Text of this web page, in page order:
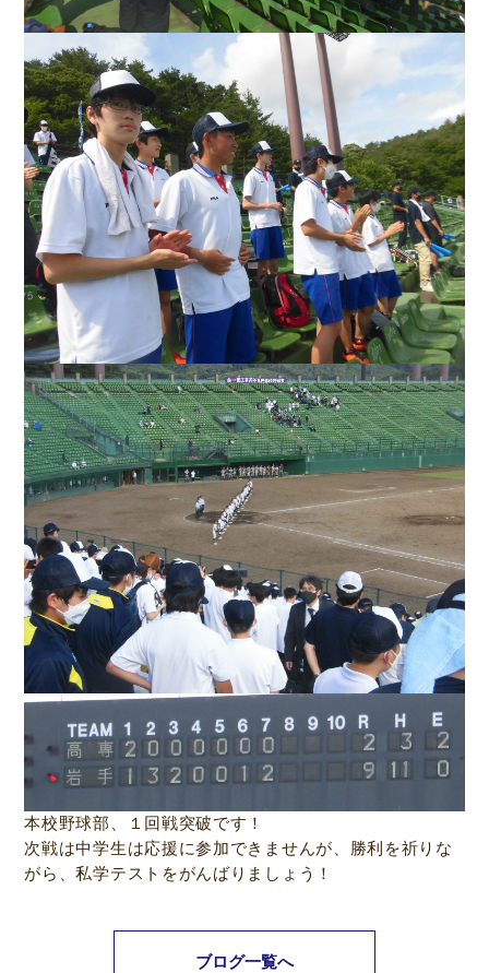
本校野球部、１回戦突破です！
次戦は中学生は応援に参加できませんが、勝利を祈りな
がら、私学テストをがんばりましょう！
ブログ一覧へ